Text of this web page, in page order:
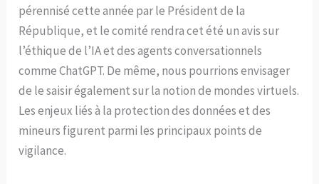
pérennisé cette année par le Président de la
République, et le comité rendra cet été un avis sur
l’éthique de l’IA et des agents conversationnels
comme ChatGPT. De même, nous pourrions envisager
de le saisir également sur la notion de mondes virtuels.
Les enjeux liés à la protection des données et des
mineurs figurent parmi les principaux points de
vigilance.